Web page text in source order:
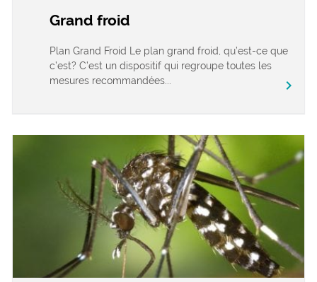
Grand froid
Plan Grand Froid Le plan grand froid, qu’est-ce que
c’est? C’est un dispositif qui regroupe toutes les
mesures recommandées...
chevron_right